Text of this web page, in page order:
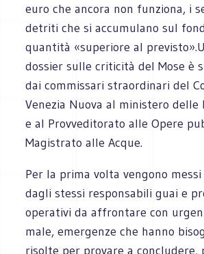
euro che ancora non funziona, i
detriti che si accumulano sul
quantità «superiore al
dossier sulle criticità del Mose è
dai commissari straordinari del
Venezia Nuova al ministero
e al Provveditorato alle Opere
Magistrato alle Acque.
Per la prima volta vengono
dagli stessi responsabili guai e
operativi da affrontare con
male, emergenze che hanno
risolte per provare a concludere,